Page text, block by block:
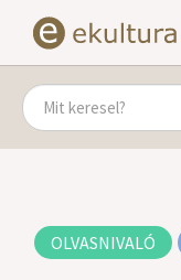
OLVASNIVALÓ